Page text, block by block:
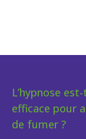
L’hypnose
efficace pour
de fumer ?